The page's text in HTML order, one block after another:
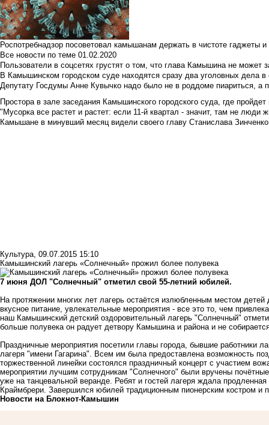
Роспотребнадзор посоветовал камышанам держать в чистоте гаджеты
Все новости по теме 01.02.2020
Пользователи в соцсетях грустят о том, что глава Камышина не может
В Камышинском городском суде находятся сразу два уголовных дела
Депутату Госдумы Анне Кувычко надо было не в роддоме пиариться, а
Простора в зале заседания Камышинского городского суда, где
"Мусорка все растет и растет: если 11-й квартал - значит, там не люди
Камышане в минувший месяц видели своего главу Станислава Зинченко
Культура, 09.07.2015 15:10
Камышинский лагерь «Солнечный» прожил более полувека
7 июня ДОЛ "Солнечный" отметил свой 55-летний юбилей.
На протяжении многих лет лагерь остаётся излюбленным местом
вкусное питание, увлекательные мероприятия - все это то, чем
наш Камышинский детский оздоровительный лагерь "Солнечный"
больше полувека он радует детвору Камышина и района и не
Праздничные мероприятия посетили главы города, бывшие работники
лагеря "имени Гагарина". Всем им была предоставлена возможность
торжественной линейки состоялся праздничный концерт с участием
мероприятии лучшим сотрудникам "Солнечного" были вручены
уже на танцевальной веранде. Ребят и гостей лагеря ждала
Краймбрери. Завершился юбилей традиционным пионерским костром и
Новости на Блoкнoт-Камышин